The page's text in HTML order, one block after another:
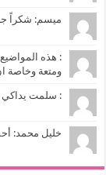
ميسم: شكراً
: هذه
ومتعة وخاصة
: سلمت يداكي
خليل محمد: